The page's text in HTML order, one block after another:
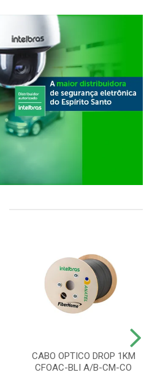
CABO OPTICO DROP 1KM
CFOAC-BLI A/B-CM-CO